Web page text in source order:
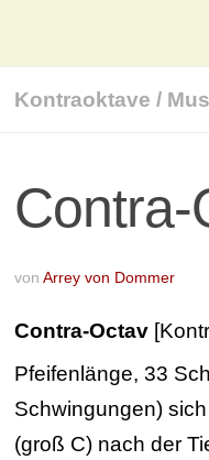
Kontraoktave /
Contra-
von Arrey von Dommer
Contra-Octav
Pfeifenlänge, 33
Schwingungen)
(groß C) nach der